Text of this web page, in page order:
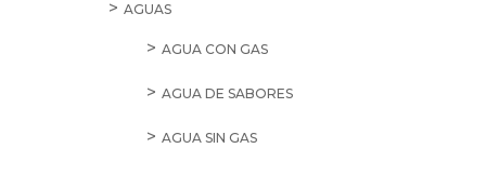
AGUAS
AGUA CON GAS
AGUA DE SABORES
AGUA SIN GAS